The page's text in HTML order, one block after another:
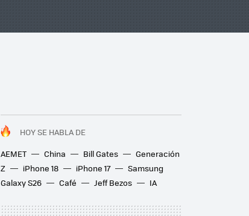
HOY SE HABLA DE
AEMET
China Bill Gates
Generación
Z
iPhone 18 iPhone 17
Samsung
Galaxy S26
Café Jeff Bezos IA